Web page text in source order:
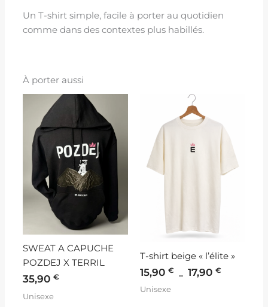
Un T-shirt simple, facile à porter au quotidien
comme dans des contextes plus habillés.
À porter aussi
SWEAT A CAPUCHE
POZDEJ X TERRIL
35,90€
Unisexe
T-shirt beige « l’élite »
15,90 €
– 17,90 €
15,90 €
à
17,90 €
Unisexe